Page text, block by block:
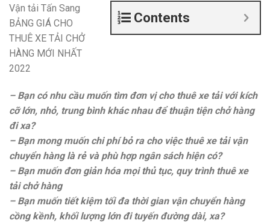
Contents
Vận tải Tấn Sang
BẢNG GIÁ CHO
THUÊ XE TẢI CHỞ
HÀNG MỚI NHẤT
2022
– Bạn có nhu cầu muốn tìm đơn vị cho thuê xe tải với kích
cỡ lớn, nhỏ, trung bình khác nhau để thuận tiện chở hàng
đi xa?
– Bạn mong muốn chi phí bỏ ra cho việc thuê xe tải vận
chuyển hàng là rẻ và phù hợp ngân sách hiện có?
– Bạn muốn đơn giản hóa mọi thủ tục, quy trình thuê xe
tải chở hàng
– Bạn muốn tiết kiệm tối đa thời gian vận chuyển hàng
cồng kềnh, khối lượng lớn đi tuyến đường dài, xa?